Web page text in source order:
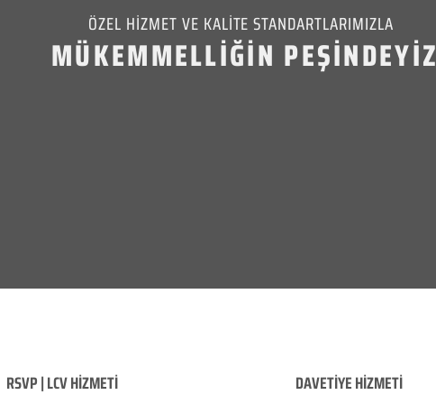
ÖZEL HİZMET VE KALİTE STANDARTLARIMIZLA
MÜKEMMELLİĞİN PEŞİNDEYİZ
RSVP | LCV HİZMETİ DAVETİYE HİZMETİ